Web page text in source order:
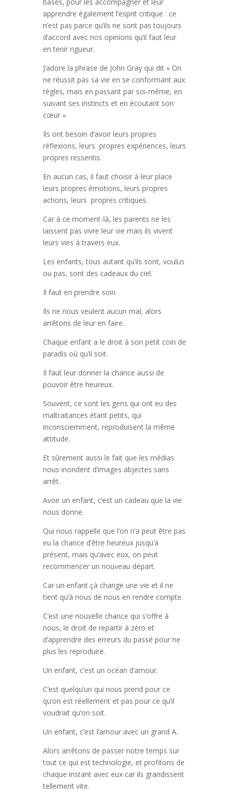
apprendre également l’esprit critique : ce
n’est pas parce qu’ils ne sont pas toujours
d’accord avec nos opinions qu’il faut leur
en tenir rigueur.
J’adore la phrase de John Gray qui dit « On
ne réussit pas sa vie en se conformant aux
règles, mais en passant par soi-même, en
suivant ses instincts et en écoutant son
cœur ».
Ils ont besoin d’avoir leurs propres
réflexions, leurs propres expériences, leurs
propres ressentis.
En aucun cas, il faut choisir à leur place
leurs propres émotions, leurs propres
actions, leurs propres critiques.
Car à ce moment-là, les parents ne les
laissent pas vivre leur vie mais ils vivent
leurs vies à travers eux.
Les enfants, tous autant qu’ils sont, voulus
ou pas, sont des cadeaux du ciel.
Il faut en prendre soin.
Ils ne nous veulent aucun mal, alors
arrêtons de leur en faire.
Chaque enfant a le droit à son petit coin de
paradis où qu’il soit.
Il faut leur donner la chance aussi de
pouvoir être heureux.
Souvent, ce sont les gens qui ont eu des
maltraitances étant petits, qui
inconsciemment, reproduisent la même
attitude.
Et sûrement aussi le fait que les médias
nous inondent d’images abjectes sans
arrêt.
Avoir un enfant, c’est un cadeau que la vie
nous donne.
Qui nous rappelle que l’on n’a peut être pas
eu la chance d’être heureux jusqu’à
présent, mais qu’avec eux, on peut
recommencer un nouveau départ.
Car un enfant çà change une vie et il ne
tient qu’à nous de nous en rendre compte.
C’est une nouvelle chance qui s’offre à
nous, le droit de repartir à zéro et
d’apprendre des erreurs du passé pour ne
plus les reproduire.
Un enfant, c’est un océan d’amour.
C’est quelqu’un qui nous prend pour ce
qu’on est réellement et pas pour ce qu’il
voudrait qu’on soit.
Un enfant, c’est l’amour avec un grand A.
Alors arrêtons de passer notre temps sur
tout ce qui est technologie, et profitons de
chaque instant avec eux car ils grandissent
tellement vite.